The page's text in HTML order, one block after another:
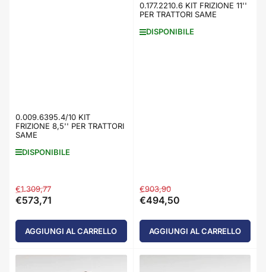
0.009.6395.4/10 KIT
FRIZIONE 8,5'' PER TRATTORI
SAME
DISPONIBILE
Prezzo
standard
€1.309,77Prezzo
di
€573,71
AGGIUNGI AL CARRELLO
0.177.2210.6 KIT FRIZIONE 11''
PER TRATTORI SAME
DISPONIBILE
Prezzo
standard
€903,90Prezzo
di
€494,50
AGGIUNGI AL CARRELLO